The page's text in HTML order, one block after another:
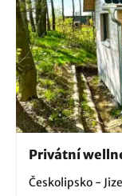
Privátní
Českolipsko -